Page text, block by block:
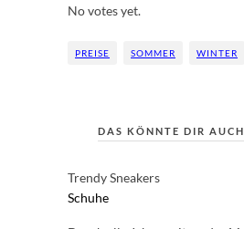
No votes yet.
PREISE SOMMER WINTER
DAS KÖNNTE DIR
Trendy Sneakers
Schuhe